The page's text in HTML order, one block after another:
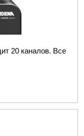
20 каналов. Все